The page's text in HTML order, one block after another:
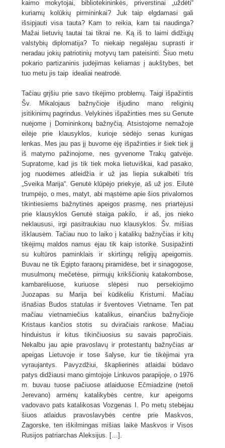
kaimo mokytojai, bibliotekininkės, priverstinai „uždėti“
kuriamų kolūkių pirmininkai? Juk taip elgdamasi gali
išsipjauti visa tauta? Kam to reikia, kam tai naudinga?
Mažai lietuvių tautai tai tikrai ne. Ką iš to laimi didžiųjų
valstybių diplomatija? To niekaip negalėjau suprasti ir
neradau jokių patriotinių motyvų tam pateisinti. Šiuo metu
pokario partizaninis judėjimas keliamas į aukštybes, bet
tuo metu jis taip idealiai neatrodė.
Tačiau grįšiu prie savo tikėjimo problemų. Taigi išpažintis
Šv. Mikalojaus bažnyčioje išjudino mano religinių
įsitikinimų pagrindus. Velykinės išpažinties mes su Genute
nuėjome į Domininkonų bažnyčią. Atsistojome nemažoje
eilėje prie klausyklos, kurioje sėdėjo senas kunigas
lenkas. Mes jau pas jį buvome ėję išpažinties ir šiek tiek jį
iš matymo pažinojome, nes gyvenome Trakų gatvėje.
Supratome, kad jis tik tiek moka lietuviškai, kad pasako,
jog nuodėmes atleidžia ir už jas liepia sukalbėti tris
„Sveika Marija“. Genutė klūpėjo priekyje, aš už jos. Eilutė
trumpėjo, o mes, matyt, abi mąstėme apie šios privalomos
tikintiesiems bažnytinės apeigos prasmę, nes priartėjusi
prie klausyklos Genutė staiga pakilo, ir aš, jos nieko
neklaususi, irgi pasitraukiau nuo klausyklos. Šv. mišias
išklausėm. Tačiau nuo to laiko į katalikų bažnyčias ir kitų
tikėjimų maldos namus ėjau tik kaip istorikė. Susipažinti
su kultūros paminklais ir skirtingų religijų apeigomis.
Buvau ne tik Egipto faraonų piramidėse, bet ir sinagogose,
musulmonų mečetėse, pirmųjų krikščionių katakombose,
kambarėliuose, kuriuose slėpėsi nuo persekiojimo
Juozapas su Marija bei kūdikėliu Kristumi. Mačiau
išnašias Budos statulas ir šventoves Vietname. Ten pat
mačiau vietnamiečius katalikus, einančius bažnyčioje
Kristaus kančios stotis su dviračiais rankose. Mačiau
hinduistus ir kitus tikinčiuosius su savais papročiais.
Nekalbu jau apie pravoslavų ir protestantų bažnyčias ar
apeigas Lietuvoje ir tose šalyse, kur tie tikėjimai yra
vyraujantys. Pavyzdžiui, škaplierinės atlaidai būdavo
patys didžiausi mano gimtojoje Linkuvos parapijoje, o 1976
m. buvau tuose pačiuose atlaiduose Ečmiadzine (netoli
Jerevano) armėnų katalikybės centre, kur apeigoms
vadovavo pats katalikosas Vozgenas I. Po metų stebėjau
šiuos atlaidus pravoslavybės centre prie Maskvos,
Zagorske, ten iškilmingas mišias laikė Maskvos ir Visos
Rusijos patriarchas Aleksijus. […].